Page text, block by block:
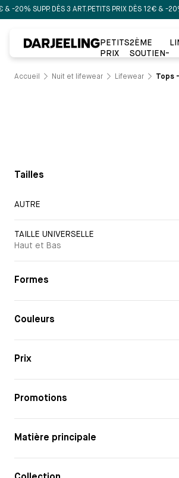
SUPP. DÈS 3 ART.PETITS PRIX DÈS 12€ & -20%
PETITS
PRIX
2ÈME
SOUTIEN-
-50%
Accueil Nuit et lifewear Lifewear Tops
Tailles
AUTRE
TAILLE UNIVERSELLE
Haut et Bas
Formes
Couleurs
Prix
Promotions
Matière principale